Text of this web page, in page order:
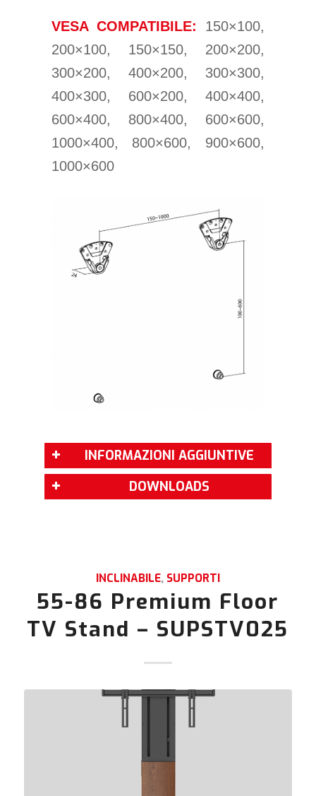
VESA COMPATIBILE: 150×100,
200×100, 150×150, 200×200,
300×200, 400×200, 300×300,
400×300, 600×200, 400×400,
600×400, 800×400, 600×600,
1000×400, 800×600, 900×600,
1000×600
INFORMAZIONI AGGIUNTIVE
DOWNLOADS
INCLINABILE, SUPPORTI
55-86 Premium Floor
TV Stand – SUPSTV025